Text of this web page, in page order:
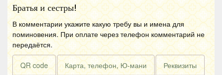
Братья и сестры!
В комментарии укажите какую требу вы и имена для
поминовения. При оплате через телефон комментарий не
передаётся.
QR code Карта, телефон, Ю-мани Реквизиты